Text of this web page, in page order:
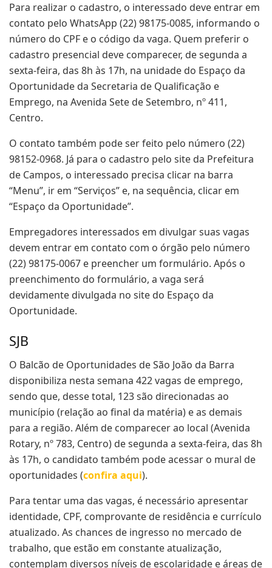
Para realizar o cadastro, o interessado deve entrar em
contato pelo WhatsApp (22) 98175-0085, informando o
número do CPF e o código da vaga. Quem preferir o
cadastro presencial deve comparecer, de segunda a
sexta-feira, das 8h às 17h, na unidade do Espaço da
Oportunidade da Secretaria de Qualificação e
Emprego, na Avenida Sete de Setembro, nº 411,
Centro.
O contato também pode ser feito pelo número (22)
98152-0968. Já para o cadastro pelo site da Prefeitura
de Campos, o interessado precisa clicar na barra
“Menu”, ir em “Serviços” e, na sequência, clicar em
“Espaço da Oportunidade”.
Empregadores interessados em divulgar suas vagas
devem entrar em contato com o órgão pelo número
(22) 98175-0067 e preencher um formulário. Após o
preenchimento do formulário, a vaga será
devidamente divulgada no site do Espaço da
Oportunidade.
SJB
O Balcão de Oportunidades de São João da Barra
disponibiliza nesta semana 422 vagas de emprego,
sendo que, desse total, 123 são direcionadas ao
município (relação ao final da matéria) e as demais
para a região. Além de comparecer ao local (Avenida
Rotary, nº 783, Centro) de segunda a sexta-feira, das 8h
às 17h, o candidato também pode acessar o mural de
oportunidades (confira aqui).
Para tentar uma das vagas, é necessário apresentar
identidade, CPF, comprovante de residência e currículo
atualizado. As chances de ingresso no mercado de
trabalho, que estão em constante atualização,
contemplam diversos níveis de escolaridade e áreas de